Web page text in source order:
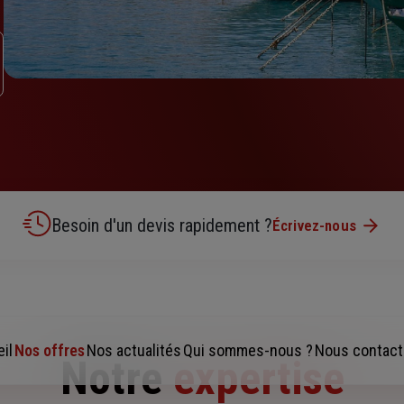
Besoin d'un devis rapidement ?Écrivez-nous
Nos offresNos actualitésQui sommes-nous ?Nous
Notre expertise